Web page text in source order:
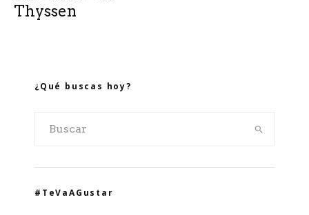
Thyssen
¿Qué buscas hoy?
#TeVaAGustar